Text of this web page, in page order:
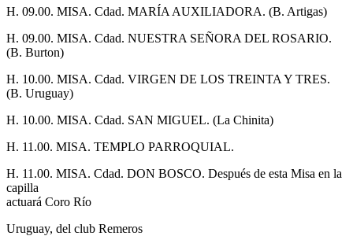
H. 09.00. MISA. Cdad. MARÍA AUXILIADORA. (B. Artigas)
H. 09.00. MISA. Cdad. NUESTRA SEÑORA DEL ROSARIO.
(B. Burton)
H. 10.00. MISA. Cdad. VIRGEN DE LOS TREINTA Y TRES.
(B. Uruguay)
H. 10.00. MISA. Cdad. SAN MIGUEL. (La Chinita)
H. 11.00. MISA. TEMPLO PARROQUIAL.
H. 11.00. MISA. Cdad. DON BOSCO. Después de esta Misa en la
capilla
actuará Coro Río
Uruguay, del club Remeros